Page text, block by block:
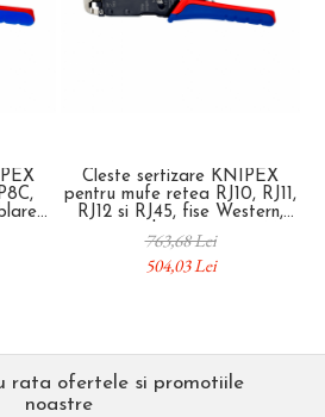
13
Cleste sertizare KNIPEX
pentru mufe retea RJ10, RJ11,
RJ12 si RJ45, fise Western,
mm, fabricat in Germania 97
51 12
763,68 Lei
504,03 Lei
rata ofertele si promotiile
noastre